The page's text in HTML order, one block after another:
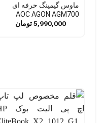
ماوس گیمینگ حرفه ای
AOC AGON AGM700
5,990,000 تومان